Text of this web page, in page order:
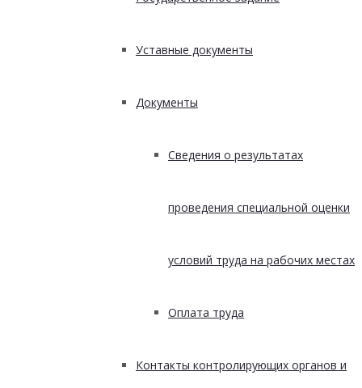
Уставные документы
Документы
Сведения о результатах
проведения специальной оценки
условий труда на рабочих местах
Оплата труда
Контакты контролирующих органов и